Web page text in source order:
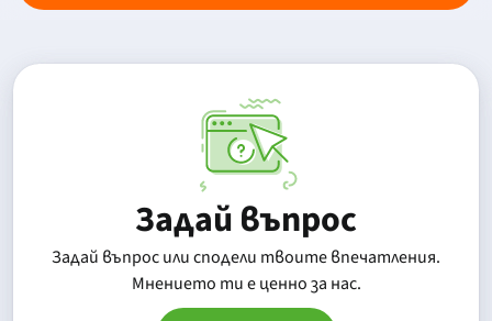
Задай въпрос
Задай въпрос или сподели твоите впечатления.
Mнението ти е ценно за нас.